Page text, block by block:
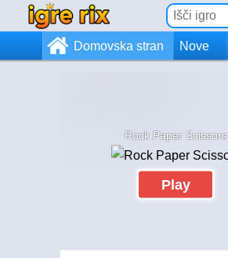
Domovska stran Nove
Rock Paper Scissors
Play